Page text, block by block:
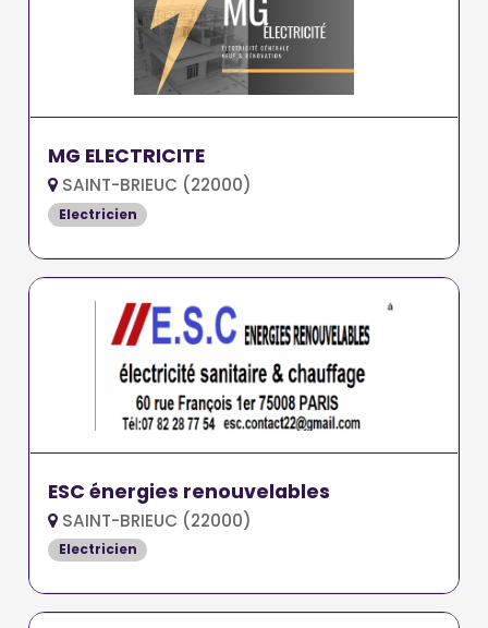
MG ELECTRICITE
SAINT-BRIEUC (22000)
Electricien
ESC énergies renouvelables
SAINT-BRIEUC (22000)
Electricien